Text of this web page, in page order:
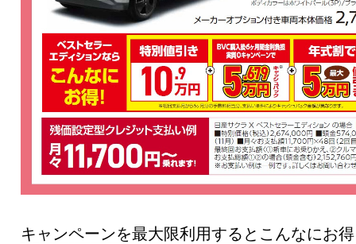
キャンペーンを最大限利用するとこんなにお